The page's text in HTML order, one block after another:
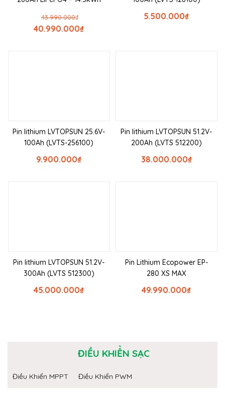
₫
43.990.000
₫
40.990.000
₫
5.500.000
Pin lithium LVTOPSUN 25.6V-
100Ah (LVTS-256100)
₫
9.900.000
Pin lithium LVTOPSUN 51.2V-
200Ah (LVTS 512200)
₫
38.000.000
Pin lithium LVTOPSUN 51.2V-
300Ah (LVTS 512300)
₫
45.000.000
Pin Lithium Ecopower EP-
280 XS MAX
₫
49.990.000
ĐIỀU KHIỂN SẠC
Điều Khiển MPPT Điều Khiển PWM